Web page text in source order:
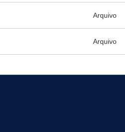
Arquivo
Arquivo